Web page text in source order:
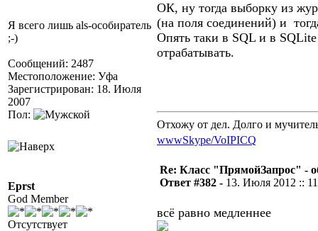
Я всего лишь als-особиратель
;-)
Сообщений: 2487
Местоположение: Уфа
Зарегистрирован: 18. Июля
2007
Пол:
ОК, ну тогда выборку из
(на поля соединений) и
Опять таки в SQL и в
отрабатывать.
Отхожу от дел. Долго и
wwwSkype/VoIPICQ
Eprst
God Member
Отсутствует
Re: Класс "ПрямойЗапрос" -
Ответ #382 - 13. Июля 2012 ::
всё равно медленнее